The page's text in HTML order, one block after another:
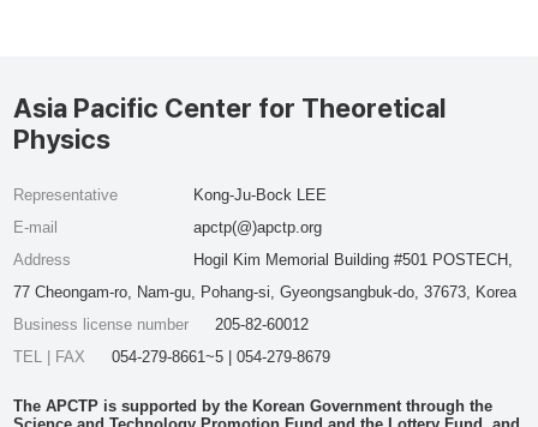
Asia Pacific Center for Theoretical
Physics
Representative
Kong-Ju-Bock LEE
E-mail
apctp(@)apctp.org
Address
Hogil Kim Memorial Building #501 POSTECH,
77 Cheongam-ro, Nam-gu, Pohang-si, Gyeongsangbuk-do, 37673, Korea
Business license number
205-82-60012
TEL | FAX
054-279-8661~5 | 054-279-8679
The APCTP is supported by the Korean Government through the